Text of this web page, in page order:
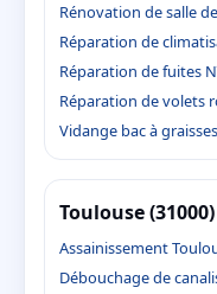
Rénovation de salle
Réparation de
Réparation de fuites
Réparation de volets
Vidange bac à
Toulouse (31000)
Assainissement
Débouchage de